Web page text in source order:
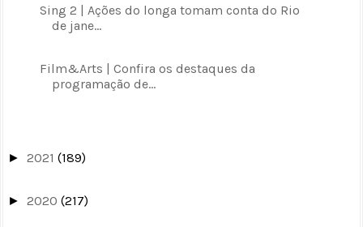
Sing 2 | Ações do longa tomam conta do Rio
de jane...
Film&Arts | Confira os destaques da
programação de...
► 2021 (189)
► 2020 (217)